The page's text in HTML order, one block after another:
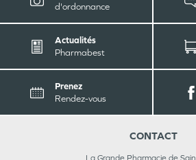
d'ordonnance
Actualités
Pharmabest
Prenez
Rendez-vous
CONTACT
La Grande Pharmacie de